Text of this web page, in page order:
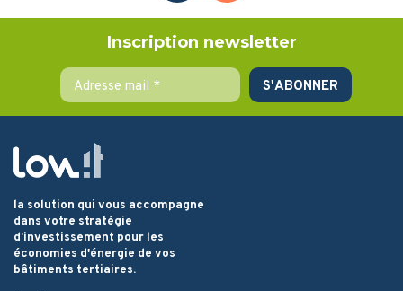
Inscription newsletter
la solution qui vous accompagne
dans votre stratégie
d’investissement pour les
économies d'énergie de vos
bâtiments tertiaires.